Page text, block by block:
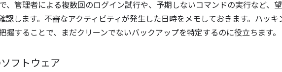
、管理者による複数回のログイン試行や、予期しないコマンドの実行など、
認します。不審なアクティビティが発生した日時をメモしておきます。ハッ
握することで、まだクリーンでないバックアップを特定するのに役立ちます。
フトウェア